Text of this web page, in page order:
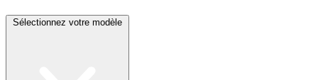
Sélectionnez votre modèle